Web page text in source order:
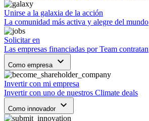
Unirse a la galaxia de la acción
La comunidad más activa y alegre del mundo
Solicitar en
Las empresas financiadas por Team contratan
Como empresa keyboard_arrow_down
Invertir con mi empresa
Invertir con uno de nuestros Climate deals
Como innovador keyboard_arrow_down